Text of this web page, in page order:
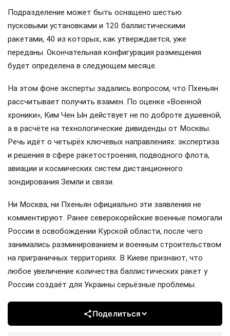
Подразделение может быть оснащено шестью
пусковыми установками и 120 баллистическими
ракетами, 40 из которых, как утверждается, уже
переданы. Окончательная конфигурация размещения
будет определена в следующем месяце.
На этом фоне эксперты задались вопросом, что Пхеньян
рассчитывает получить взамен. По оценке «Военной
хроники», Ким Чен Ын действует не по доброте душевной,
а в расчёте на технологические дивиденды от Москвы.
Речь идёт о четырёх ключевых направлениях: экспертиза
и решения в сфере ракетостроения, подводного флота,
авиации и космических систем дистанционного
зондирования Земли и связи.
Ни Москва, ни Пхеньян официально эти заявления не
комментируют. Ранее северокорейские военные помогали
России в освобождении Курской области, после чего
занимались разминированием и военным строительством
на приграничных территориях. В Киеве признают, что
любое увеличение количества баллистических ракет у
России создаёт для Украины серьёзные проблемы.
Поделиться